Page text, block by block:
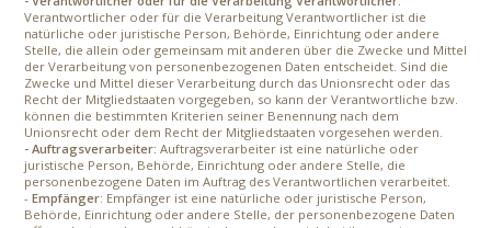
Verantwortlicher oder für die Verarbeitung Verantwortlicher ist die
natürliche oder juristische Person, Behörde, Einrichtung oder andere
Stelle, die allein oder gemeinsam mit anderen über die Zwecke und Mittel
der Verarbeitung von personenbezogenen Daten entscheidet. Sind die
Zwecke und Mittel dieser Verarbeitung durch das Unionsrecht oder das
Recht der Mitgliedstaaten vorgegeben, so kann der Verantwortliche bzw.
können die bestimmten Kriterien seiner Benennung nach dem
Unionsrecht oder dem Recht der Mitgliedstaaten vorgesehen werden.
- Auftragsverarbeiter: Auftragsverarbeiter ist eine natürliche oder
juristische Person, Behörde, Einrichtung oder andere Stelle, die
personenbezogene Daten im Auftrag des Verantwortlichen verarbeitet.
- Empfänger: Empfänger ist eine natürliche oder juristische Person,
Behörde, Einrichtung oder andere Stelle, der personenbezogene Daten